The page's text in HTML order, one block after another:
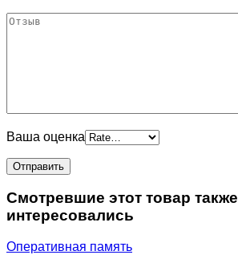
Ваша оценка
Смотревшие этот товар также
интересовались
Оперативная память